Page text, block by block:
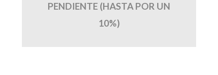
PENDIENTE (HASTA POR UN
10%)